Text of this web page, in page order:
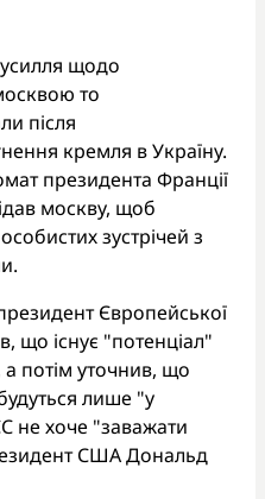
щодо
то
після
кремля в Україну.
президента Франції
москву, щоб
зустрічей з
Європейської
що існує "потенціал"
а потім уточнив, що
лише "у
не хоче "заважати
США Дональд